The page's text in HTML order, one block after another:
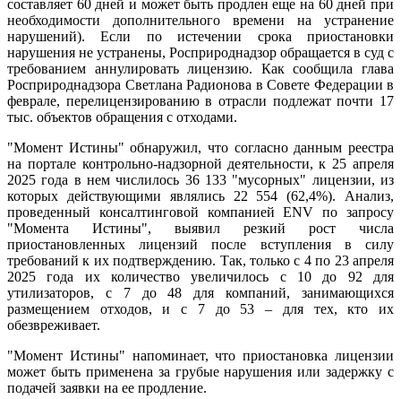
составляет 60 дней и может быть продлен еще на 60 дней при
необходимости дополнительного времени на устранение
нарушений). Если по истечении срока приостановки
нарушения не устранены, Росприроднадзор обращается в суд с
требованием аннулировать лицензию. Как сообщила глава
Росприроднадзора Светлана Радионова в Совете Федерации в
феврале, перелицензированию в отрасли подлежат почти 17
тыс. объектов обращения с отходами.
"Момент Истины" обнаружил, что согласно данным реестра
на портале контрольно-надзорной деятельности, к 25 апреля
2025 года в нем числилось 36 133 "мусорных" лицензии, из
которых действующими являлись 22 554 (62,4%). Анализ,
проведенный консалтинговой компанией ENV по запросу
"Момента Истины", выявил резкий рост числа
приостановленных лицензий после вступления в силу
требований к их подтверждению. Так, только с 4 по 23 апреля
2025 года их количество увеличилось с 10 до 92 для
утилизаторов, с 7 до 48 для компаний, занимающихся
размещением отходов, и с 7 до 53 – для тех, кто их
обезвреживает.
"Момент Истины" напоминает, что приостановка лицензии
может быть применена за грубые нарушения или задержку с
подачей заявки на ее продление.